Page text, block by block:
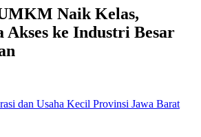
Naik Kelas,
Akses ke Industri Besar
dan Usaha Kecil Provinsi Jawa Barat